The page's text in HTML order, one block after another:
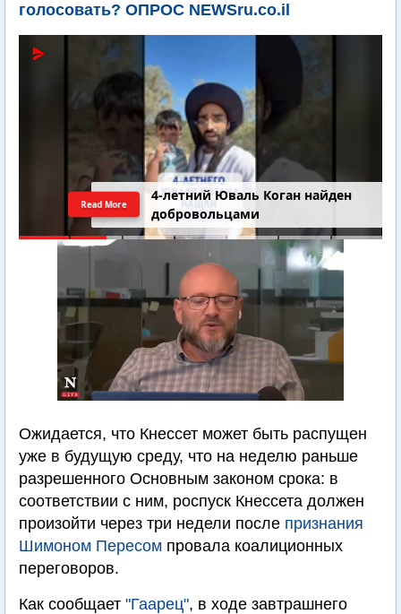
голосовать? ОПРОС NEWSru.co.il
4-летний Юваль Коган найден
добровольцами
Read More
Ожидается, что Кнессет может быть распущен
уже в будущую среду, что на неделю раньше
разрешенного Основным законом срока: в
соответствии с ним, роспуск Кнессета должен
произойти через три недели после признания
Шимоном Пересом провала коалиционных
переговоров.
Как сообщает "Гаарец", в ходе завтрашнего